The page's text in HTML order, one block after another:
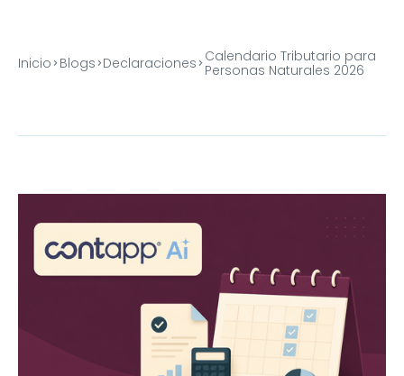
Inicio Blogs Declaraciones Calendario Tributario para
Personas Naturales 2026